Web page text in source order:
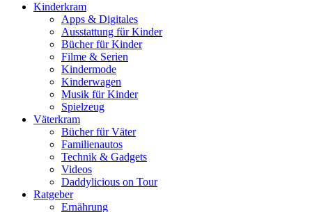
Kinderkram
Apps & Digitales
Ausstattung für Kinder
Bücher für Kinder
Filme & Serien
Kindermode
Kinderwagen
Musik für Kinder
Spielzeug
Väterkram
Bücher für Väter
Familienautos
Technik & Gadgets
Videos
Daddylicious on Tour
Ratgeber
Ernährung